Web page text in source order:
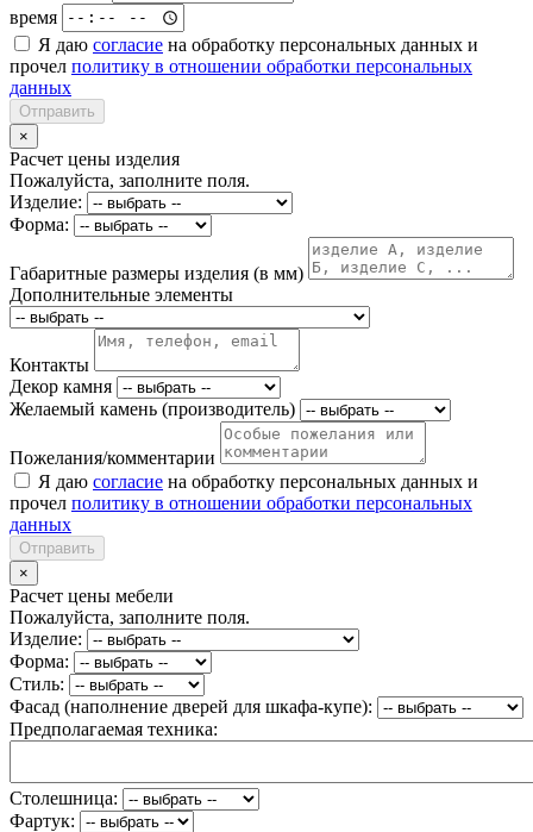
время
Я даю согласие на обработку персональных данных и
прочел политику в отношении обработки персональных
данных
Отправить
×
Расчет цены изделия
Пожалуйста, заполните поля.
Изделие:
Форма:
Габаритные размеры изделия (в мм)
Дополнительные элементы
Контакты
Декор камня
Желаемый камень (производитель)
Пожелания/комментарии
Я даю согласие на обработку персональных данных и
прочел политику в отношении обработки персональных
данных
Отправить
×
Расчет цены мебели
Пожалуйста, заполните поля.
Изделие:
Форма:
Стиль:
Фасад (наполнение дверей для шкафа-купе):
Предполагаемая техника:
Столешница:
Фартук: